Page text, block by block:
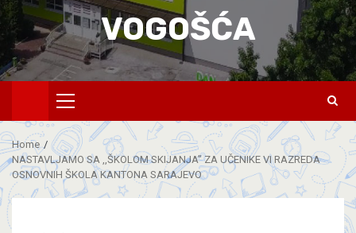
VOGOŠĆA
Home
NASTAVLJAMO SA ,,ŠKOLOM SKIJANJA” ZA UČENIKE VI RAZREDA
OSNOVNIH ŠKOLA KANTONA SARAJEVO